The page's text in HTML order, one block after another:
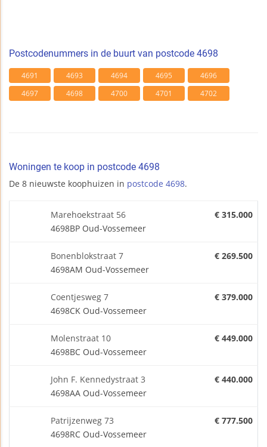
Postcodenummers in de buurt van postcode 4698
4691 4693 4694 4695
4696
4697
4698 4700 4701 4702
Woningen te koop in postcode 4698
De 8 nieuwste koophuizen in postcode 4698.
Marehoekstraat 56
4698BP Oud-Vossemeer
€ 315.000
Bonenblokstraat 7
4698AM Oud-Vossemeer
€ 269.500
Coentjesweg 7
4698CK Oud-Vossemeer
€ 379.000
Molenstraat 10
4698BC Oud-Vossemeer
€ 449.000
John F. Kennedystraat 3
4698AA Oud-Vossemeer
€ 440.000
Patrijzenweg 73
4698RC Oud-Vossemeer
€ 777.500